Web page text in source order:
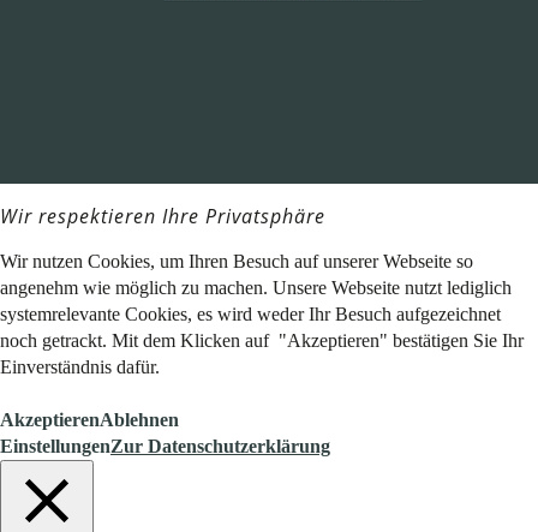
Wir respektieren Ihre Privatsphäre
Wir nutzen Cookies, um Ihren Besuch auf unserer Webseite so
angenehm wie möglich zu machen. Unsere Webseite nutzt lediglich
systemrelevante Cookies, es wird weder Ihr Besuch aufgezeichnet
noch getrackt. Mit dem Klicken auf "Akzeptieren" bestätigen Sie Ihr
Einverständnis dafür.
AkzeptierenAblehnen
EinstellungenZur Datenschutzerklärung